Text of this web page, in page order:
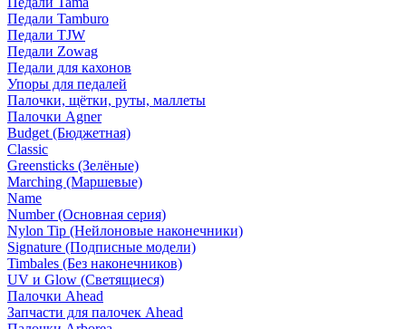
Педали Tamburo
Педали TJW
Педали Zowag
Педали для кахонов
Упоры для педалей
Палочки, щётки, руты, маллеты
Палочки Agner
Budget (Бюджетная)
Classic
Greensticks (Зелёные)
Marching (Маршевые)
Name
Number (Основная серия)
Nylon Tip (Нейлоновые наконечники)
Signature (Подписные модели)
Timbales (Без наконечников)
UV и Glow (Светящиеся)
Палочки Ahead
Запчасти для палочек Ahead